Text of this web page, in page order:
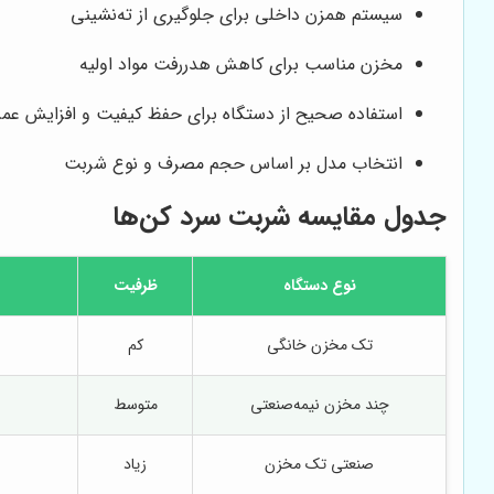
سیستم همزن داخلی برای جلوگیری از ته‌نشینی
مخزن مناسب برای کاهش هدررفت مواد اولیه
استفاده صحیح از دستگاه برای حفظ کیفیت و افزایش
انتخاب مدل بر اساس حجم مصرف و نوع شربت
جدول مقایسه شربت سرد کن‌ها
نوع دستگاه ظرفیت
تک مخزن خانگی کم
چند مخزن نیمه‌صنعتی متوسط
صنعتی تک مخزن زیاد